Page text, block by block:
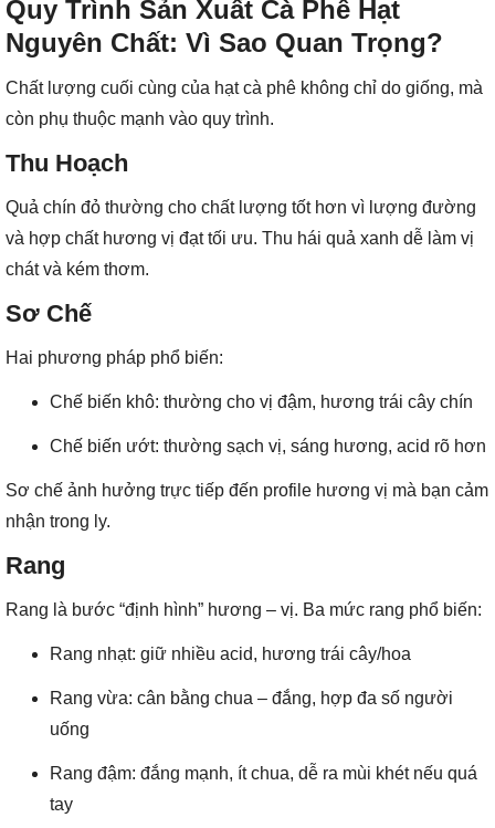
Quy Trình Sản Xuất Cà Phê Hạt
Nguyên Chất: Vì Sao Quan Trọng?
Chất lượng cuối cùng của hạt cà phê không chỉ do giống, mà
còn phụ thuộc mạnh vào quy trình.
Thu Hoạch
Quả chín đỏ thường cho chất lượng tốt hơn vì lượng đường
và hợp chất hương vị đạt tối ưu. Thu hái quả xanh dễ làm vị
chát và kém thơm.
Sơ Chế
Hai phương pháp phổ biến:
Chế biến khô: thường cho vị đậm, hương trái cây chín
Chế biến ướt: thường sạch vị, sáng hương, acid rõ hơn
Sơ chế ảnh hưởng trực tiếp đến profile hương vị mà bạn cảm
nhận trong ly.
Rang
Rang là bước “định hình” hương – vị. Ba mức rang phổ biến:
Rang nhạt: giữ nhiều acid, hương trái cây/hoa
Rang vừa: cân bằng chua – đắng, hợp đa số người
uống
Rang đậm: đắng mạnh, ít chua, dễ ra mùi khét nếu quá
tay